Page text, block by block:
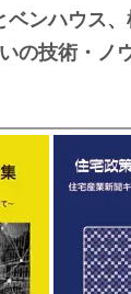
ンハウス
の技術・ノ